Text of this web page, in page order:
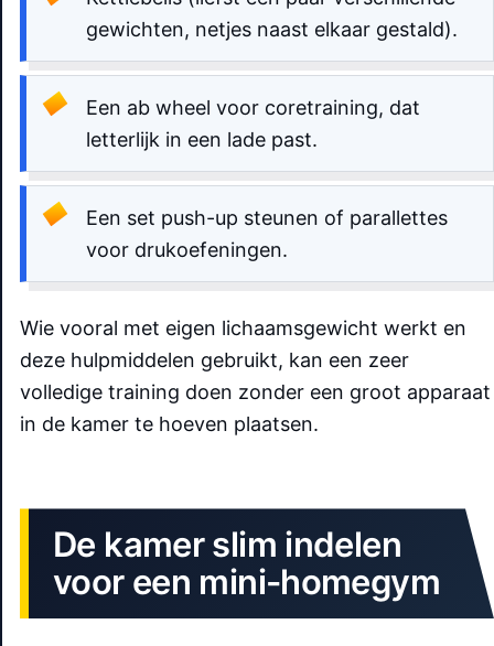
gewichten, netjes naast elkaar gestald).
Een ab wheel voor coretraining, dat
letterlijk in een lade past.
Een set push-up steunen of parallettes
voor drukoefeningen.
Wie vooral met eigen lichaamsgewicht werkt en
deze hulpmiddelen gebruikt, kan een zeer
volledige training doen zonder een groot apparaat
in de kamer te hoeven plaatsen.
De kamer slim indelen
voor een mini-homegym